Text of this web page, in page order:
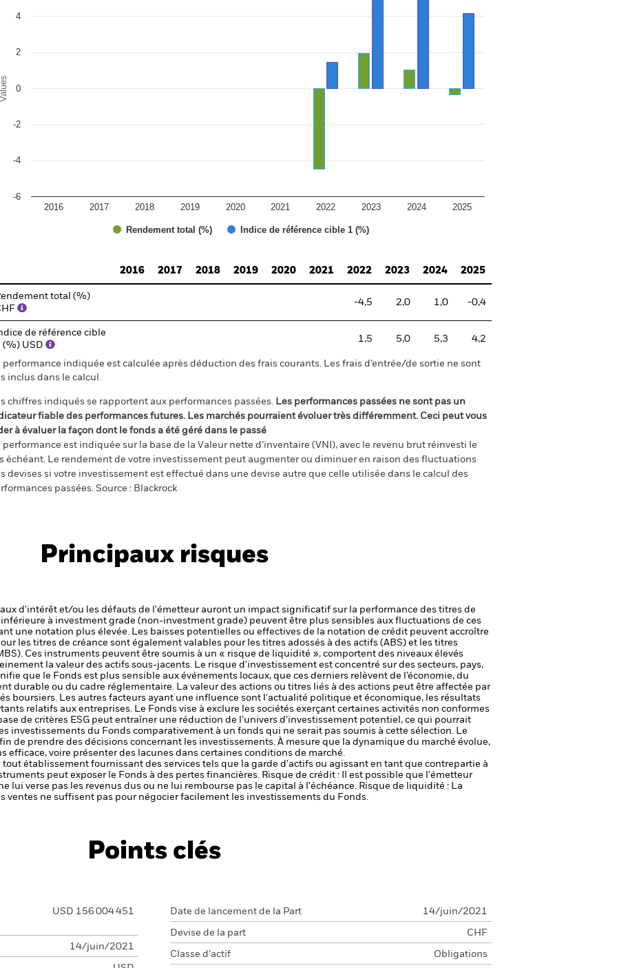
Values
Rendement total (%) Indice de référence cible 1 (%)
2016 2017 2018 2019 2020 2021 2022 2023 2024 2025
-6
-4
-2
0
2
4
2016
2017 2018 2019 2020 2021 2022 2023 2024 2025
total (%)
-4,5 2,0 1,0 -0,4
de référence cible
(%) USD
1,5 5,0 5,3 4,2
performance indiquée est calculée après déduction des frais courants. Les frais d’entrée/de sortie ne sont
inclus dans le calcul.
chiffres indiqués se rapportent aux performances passées. Les performances passées ne sont pas un
fiable des performances futures. Les marchés pourraient évoluer très différemment. Ceci peut vous
à évaluer la façon dont le fonds a été géré dans le passé
performance est indiquée sur la base de la Valeur nette d’inventaire (VNI), avec le revenu brut réinvesti le
échéant. Le rendement de votre investissement peut augmenter ou diminuer en raison des fluctuations
devises si votre investissement est effectué dans une devise autre que celle utilisée dans le calcul des
passées. Source : Blackrock
Principaux risques
d'intérêt et/ou les défauts de l'émetteur auront un impact significatif sur la performance des titres de
à investment grade (non-investment grade) peuvent être plus sensibles aux fluctuations de ces
une notation plus élevée. Les baisses potentielles ou effectives de la notation de crédit peuvent accroître
les titres de créance sont également valables pour les titres adossés à des actifs (ABS) et les titres
Ces instruments peuvent être soumis à un « risque de liquidité », comportent des niveaux élevés
la valeur des actifs sous-jacents. Le risque d'investissement est concentré sur des secteurs, pays,
que le Fonds est plus sensible aux événements locaux, que ces derniers relèvent de l’économie, du
durable ou du cadre réglementaire. La valeur des actions ou titres liés à des actions peut être affectée par
boursiers. Les autres facteurs ayant une influence sont l'actualité politique et économique, les résultats
relatifs aux entreprises. Le Fonds vise à exclure les sociétés exerçant certaines activités non conformes
de critères ESG peut entraîner une réduction de l’univers d’investissement potentiel, ce qui pourrait
investissements du Fonds comparativement à un fonds qui ne serait pas soumis à cette sélection. Le
de prendre des décisions concernant les investissements. À mesure que la dynamique du marché évolue,
voire présenter des lacunes dans certaines conditions de marché.
établissement fournissant des services tels que la garde d'actifs ou agissant en tant que contrepartie à
peut exposer le Fonds à des pertes financières. Risque de crédit : Il est possible que l'émetteur
lui verse pas les revenus dus ou ne lui rembourse pas le capital à l'échéance. Risque de liquidité : La
ventes ne suffisent pas pour négocier facilement les investissements du Fonds.
Points clés
USD 156 004 451
14/juin/2021
Date de lancement de la Part 14/juin/2021
Devise de la part CHF
Classe d’actif Obligations